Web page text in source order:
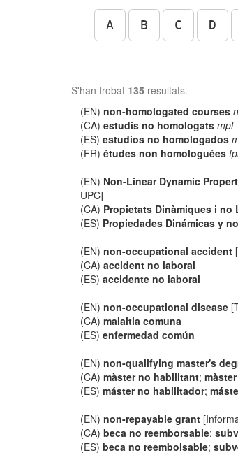
A B C D
S'han trobat 135 resultats.
(EN)non-homologated courses
(CA)estudis no homologats mpl
(ES)estudios no homologados
(FR)études non homologuées
(EN) Non-Linear Dynamic
UPC]
(CA) Propietats Dinàmiques i
(ES) Propiedades Dinámicas y
(EN)non-occupational accident
(CA)accident no laboral
(ES)accidente no laboral
(EN)non-occupational disease
(CA)malaltia comuna
(ES)enfermedad común
(EN)non-qualifying master's
(CA)màster no habilitant;
(ES)máster no habilitador;
(EN)non-repayable grant
(CA)beca no reemborsable;
(ES)beca no reembolsable;